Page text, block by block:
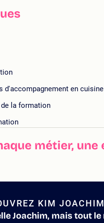
d'accompagnement en
la formation
métier, une
KIM
Joachim, mais tout